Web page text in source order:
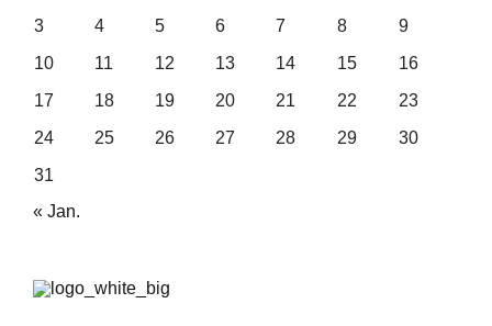
3
4 5 6 7 8
9
10
11 12 13 14 15
16
17
18 19 20 21 22
23
24
25 26 27 28 29
30
31
« Jan.